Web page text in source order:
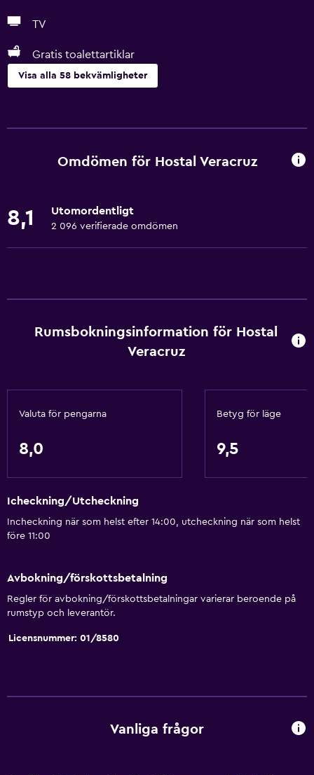
TV
Gratis toalettartiklar
Visa alla 58 bekvämligheter
Gratis WiFi
Handdukar
Värme
Spishäll
Te/kaffebryggare
Kaffemaskin
Matplats
Kök
Omdömen för Hostal Veracruz
8,1 Utomordentligt
2 096 verifierade omdömen
Rumsbokningsinformation för Hostal
Veracruz
Valuta för pengarna
8,0
Betyg för läge
9,5
Icheckning/Utcheckning
Incheckning när som helst efter 14:00, utcheckning när som helst
före 11:00
Avbokning/förskottsbetalning
Regler för avbokning/förskottsbetalningar varierar beroende på
rumstyp och leverantör.
Licensnummer: 01/8580
Vanliga frågor